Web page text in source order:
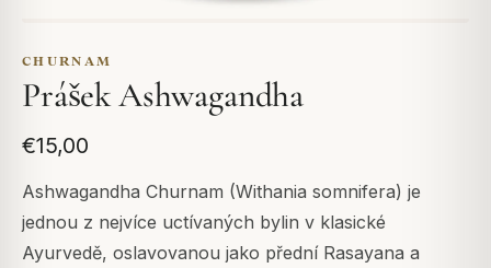
CHURNAM
Prášek Ashwagandha
€15,00
Ashwagandha Churnam (Withania somnifera) je
jednou z nejvíce uctívaných bylin v klasické
Ayurvedě, oslavovanou jako přední Rasayana a